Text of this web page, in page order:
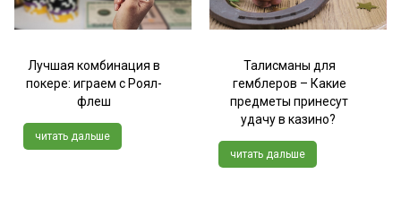
Лучшая комбинация в
покере: играем с Роял-
флеш
читать дальше
Талисманы для
гемблеров – Какие
предметы принесут
удачу в казино?
читать дальше